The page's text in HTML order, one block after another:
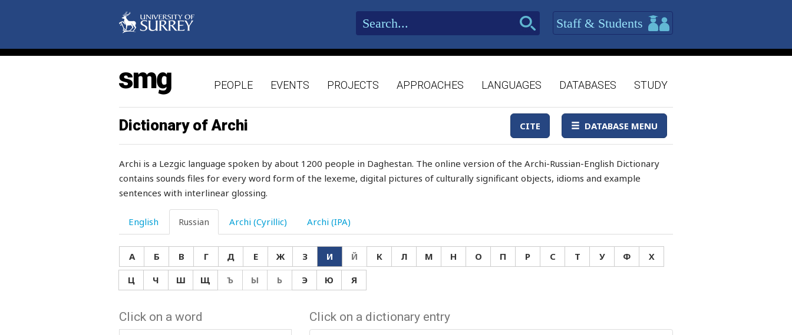
Staff & Students
PEOPLE EVENTS PROJECTS APPROACHES LANGUAGES DATABASES STUDY
Dictionary of Archi CITE DATABASE MENU
Archi is a Lezgic language spoken by about 1200 people in Daghestan. The online version of the Archi-Russian-English Dictionary
contains sounds files for every word form of the lexeme, digital pictures of culturally significant objects, idioms and example
sentences with interlinear glossing.
English Russian Archi (Cyrillic) Archi (IPA)
А Б В Г Д Е Ж З И Й К Л М Н О П Р С Т У Ф
Х
Ц
Ч Ш Щ Ъ Ы Ь Э Ю Я
Click on a word
изредка
изумленный
изумлять
изумляться
изящный
икать
икра
или
иметься
имитировать
имущество Click on a dictionary entry